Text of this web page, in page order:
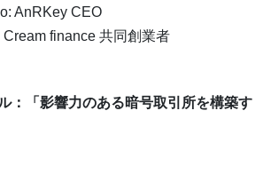
AnRKey CEO
Cream finance 共同創業者
：「影響力のある暗号取引所を構築す